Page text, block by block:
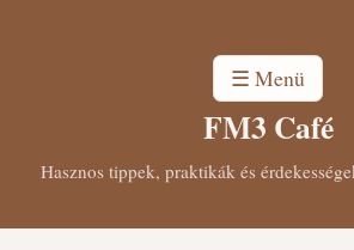
☰ Menü
FM3 Café
Hasznos tippek, praktikák és